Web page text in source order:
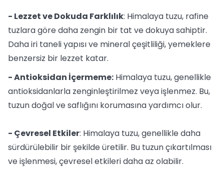
- Lezzet ve Dokuda Farklılık: Himalaya tuzu, rafine
tuzlara göre daha zengin bir tat ve dokuya sahiptir.
Daha iri taneli yapısı ve mineral çeşitliliği, yemeklere
benzersiz bir lezzet katar.
- Antioksidan İçermeme: Himalaya tuzu, genellikle
antioksidanlarla zenginleştirilmez veya işlenmez. Bu,
tuzun doğal ve saflığını korumasına yardımcı olur.
- Çevresel Etkiler: Himalaya tuzu, genellikle daha
sürdürülebilir bir şekilde üretilir. Bu tuzun çıkartılması
ve işlenmesi, çevresel etkileri daha az olabilir.